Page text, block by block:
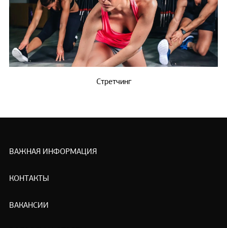
Стретчинг
ВАЖНАЯ ИНФОРМАЦИЯ
КОНТАКТЫ
ВАКАНСИИ